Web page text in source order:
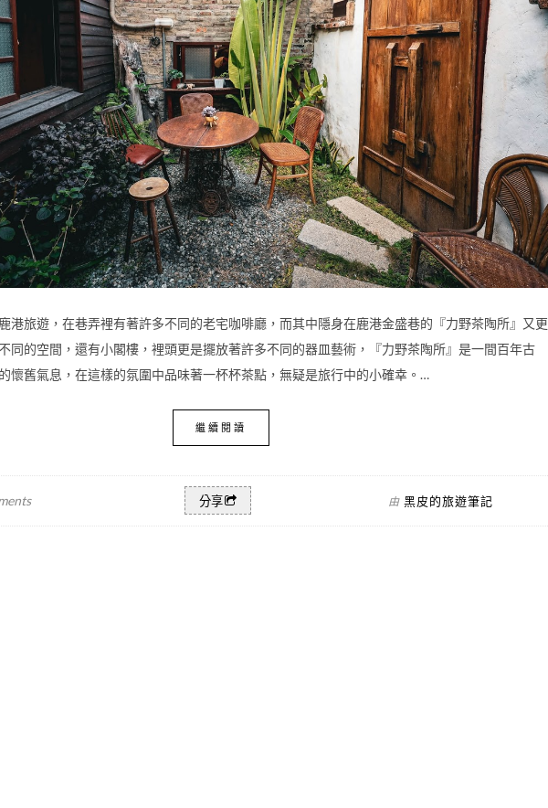
港旅遊，在巷弄裡有著許多不同的老宅咖啡廳，而其中隱身在鹿港金盛巷的『力野茶陶所』又更
同的空間，還有小閣樓，裡頭更是擺放著許多不同的器皿藝術，『力野茶陶所』是一間百年古
懷舊氣息，在這樣的氛圍中品味著一杯杯茶點，無疑是旅行中的小確幸。…
繼續閱讀
分享 由 黑皮的旅遊筆記